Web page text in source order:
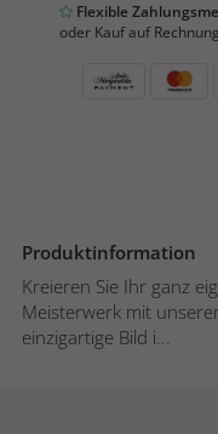
Flexible
oder Kauf auf Rechnung
Produktinformation
Kreieren Sie Ihr ganz
Meisterwerk mit
einzigartige Bild i...